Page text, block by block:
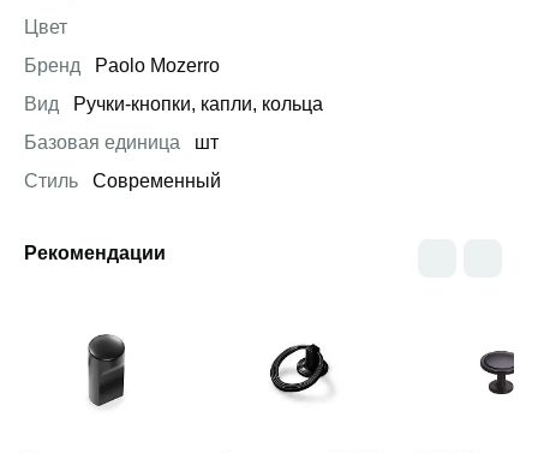
Цвет
Бренд
Paolo Mozerro
Вид
Ручки-кнопки, капли, кольца
Базовая единица
шт
Стиль
Современный
Рекомендации